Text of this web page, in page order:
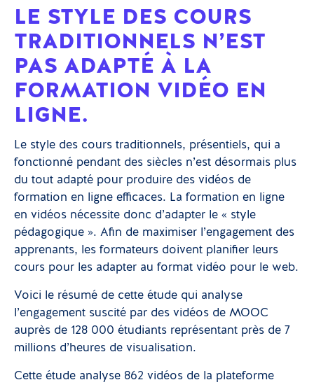
LE STYLE DES COURS
TRADITIONNELS N’EST
PAS ADAPTÉ À LA
FORMATION VIDÉO EN
LIGNE.
Le style des cours traditionnels, présentiels, qui a
fonctionné pendant des siècles n’est désormais plus
du tout adapté pour produire des vidéos de
formation en ligne efficaces. La formation en ligne
en vidéos nécessite donc d’adapter le « style
pédagogique ». Afin de maximiser l’engagement des
apprenants, les formateurs doivent planifier leurs
cours pour les adapter au format vidéo pour le web.
Voici le résumé de cette étude qui analyse
l’engagement suscité par des vidéos de MOOC
auprès de 128 000 étudiants représentant près de 7
millions d’heures de visualisation.
Cette étude analyse 862 vidéos de la plateforme